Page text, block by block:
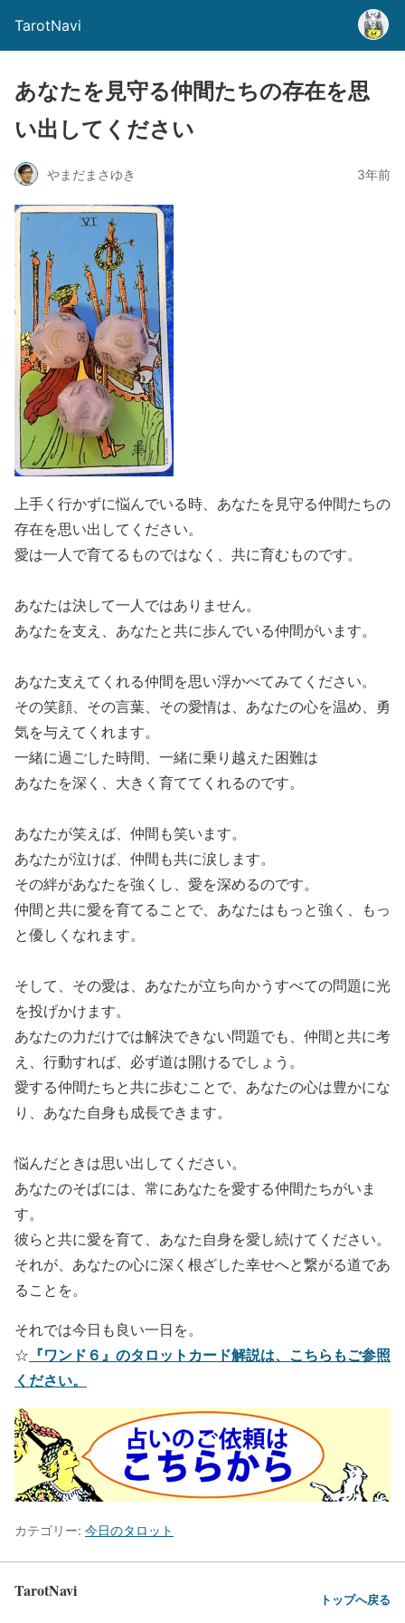
TarotNavi
あなたを見守る仲間たちの存在を思
い出してください
やまだまさゆき 3年前
上手く行かずに悩んでいる時、あなたを見守る仲間たちの
存在を思い出してください。
愛は一人で育てるものではなく、共に育むものです。
あなたは決して一人ではありません。
あなたを支え、あなたと共に歩んでいる仲間がいます。
あなた支えてくれる仲間を思い浮かべてみてください。
その笑顔、その言葉、その愛情は、あなたの心を温め、勇
気を与えてくれます。
一緒に過ごした時間、一緒に乗り越えた困難は
あなたを深く、大きく育ててくれるのです。
あなたが笑えば、仲間も笑います。
あなたが泣けば、仲間も共に涙します。
その絆があなたを強くし、愛を深めるのです。
仲間と共に愛を育てることで、あなたはもっと強く、もっ
と優しくなれます。
そして、その愛は、あなたが立ち向かうすべての問題に光
を投げかけます。
あなたの力だけでは解決できない問題でも、仲間と共に考
え、行動すれば、必ず道は開けるでしょう。
愛する仲間たちと共に歩むことで、あなたの心は豊かにな
り、あなた自身も成長できます。
悩んだときは思い出してください。
あなたのそばには、常にあなたを愛する仲間たちがいま
す。
彼らと共に愛を育て、あなた自身を愛し続けてください。
それが、あなたの心に深く根ざした幸せへと繋がる道であ
ることを。
それでは今日も良い一日を。
☆ 『ワンド６』のタロットカード解説は、こちらもご参照
ください。
カテゴリー: 今日のタロット
TarotNavi トップへ戻る